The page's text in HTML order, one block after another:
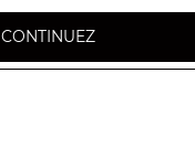
CONTINUEZ